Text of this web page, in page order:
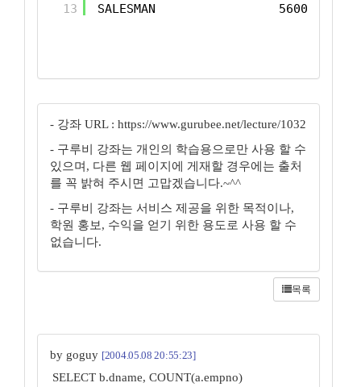
13
SALESMAN                 5600
- 강좌 URL : https://www.gurubee.net/lecture/1032
- 구루비 강좌는 개인의 학습용으로만 사용 할 수
있으며, 다른 웹 페이지에 게재할 경우에는 출처
를 꼭 밝혀 주시면 고맙겠습니다.~^^
- 구루비 강좌는 서비스 제공을 위한 목적이나,
학원 홍보, 수익을 얻기 위한 용도로 사용 할 수
없습니다.
목록
by goguy [2004.05.08 20:55:23]
SELECT b.dname, COUNT(a.empno)